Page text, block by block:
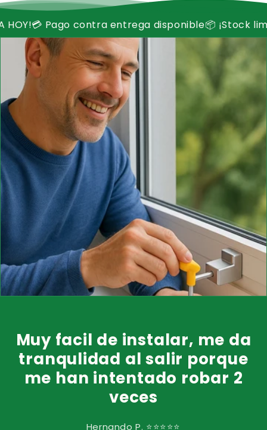
entrega disponible📦 ¡Stock limitado!
Muy facil de instalar, me da
tranqulidad al salir porque
me han intentado robar 2
veces
Hernando P. ⭐⭐⭐⭐⭐